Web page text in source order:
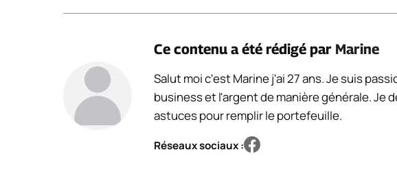
Ce contenu a été rédigé par Marine
Salut moi c'est Marine j'ai 27 ans. Je suis
business et l'argent de manière générale. Je
astuces pour remplir le portefeuille.
Réseaux sociaux :